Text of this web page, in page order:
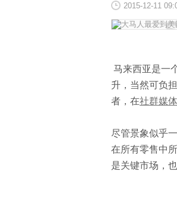
2015-12-11
马来西亚是一
升，当然可负
者，在社群媒体
尽管景象似乎
在所有零售中
是关键市场，